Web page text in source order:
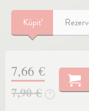
Kúpiť
7,66 €
7,90 €
?